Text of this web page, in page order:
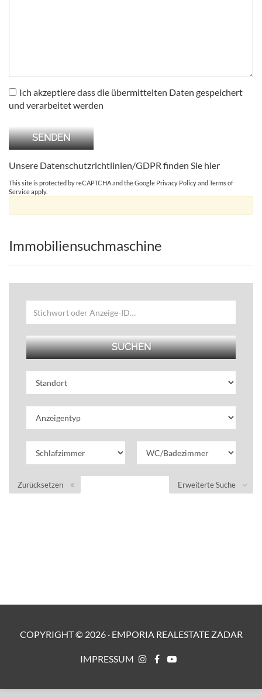
Ich akzeptiere dass die übermittelten Daten gespeichert
und verarbeitet werden
Unsere Datenschutzrichtlinien/GDPR finden Sie hier
This site is protected by reCAPTCHA and the Google Privacy PolicyandTerms of
Serviceapply.
Immobiliensuchmaschine
Erweiterte Suche
Zurücksetzen
COPYRIGHT © 2026· EMPORIA REALESTATE ZADAR
IMPRESSUM